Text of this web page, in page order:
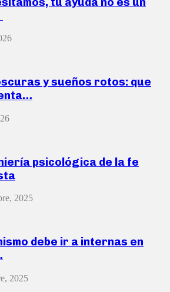
y sueños rotos: que
psicológica de la fe
2025
debe ir a internas en
2025